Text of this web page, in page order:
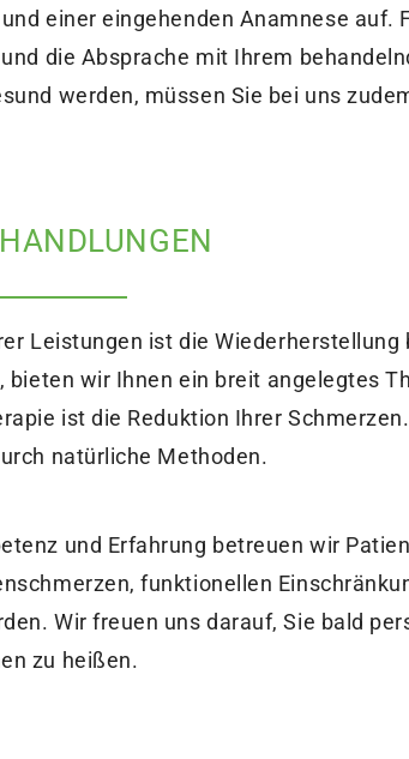
einer eingehenden Anamnese auf.
die Absprache mit Ihrem
werden, müssen Sie bei uns
Leistungen ist die
bieten wir Ihnen ein breit angelegtes
ist die Reduktion Ihrer
natürliche Methoden.
und Erfahrung betreuen wir
funktionellen
Wir freuen uns darauf, Sie bald
zu heißen.